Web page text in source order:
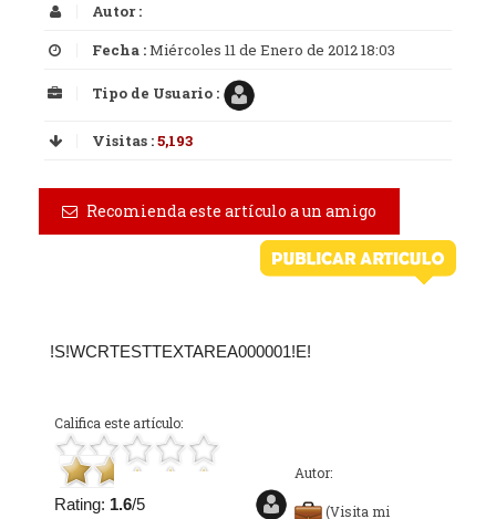
Autor :
Fecha :Miércoles 11 de Enero de 2012 18:03
Tipo de Usuario :
Visitas :5,193
Recomienda este artículo a un amigo
!S!WCRTESTTEXTAREA000001!E!
Califica este artículo:
Rating: 1.6/5
Autor:
(Visita mi